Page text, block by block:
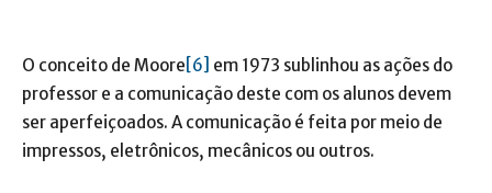
O conceito de Moore [6] em 1973 sublinhou as ações do
professor e a comunicação deste com os alunos devem
ser aperfeiçoados. A comunicação é feita por meio de
impressos, eletrônicos, mecânicos ou outros.